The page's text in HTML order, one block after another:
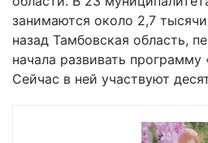
занимаются около 2,7
назад Тамбовская область,
начала развивать
Сейчас в ней участвуют